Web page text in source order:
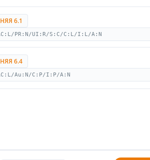
6.1
PR:N/UI:R/S:C/C:L/I:L/A:N
6.4
Au:N/C:P/I:P/A:N